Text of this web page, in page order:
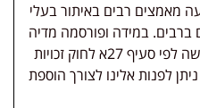
מאמצים רבים באיתור בעלי
ברבים. במידה ופורסמה מדיה
שבעליה אינו ידוע, השימוש נעשה לפי סעיף 27א לחוק זכויות
לפנות אלינו לצורך הוספת